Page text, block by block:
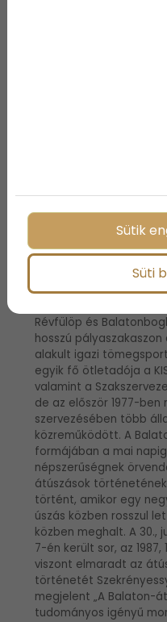
Balaton-
Füred között
A Siófok és Füred
miatt nem volt
Révfülöp és
hosszú
alakult igazi
egyik fő ötletadója a
valamint a
de az először 1977-
szervezésében több
közreműködött. A
formájában a mai
népszerűségnek
átúszások
történt, amikor egy
úszás közben rosszul
közben meghalt. A 30.,
7-én került sor, az 1987,
viszont elmaradt az
történetét
megjelent „A Balaton-
tudományos igényű
Sütik
Süti